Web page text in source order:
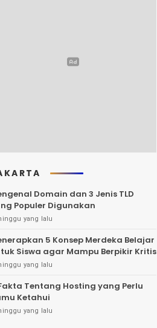
Domain dan 3 Jenis TLD
Populer Digunakan
yang lalu
5 Konsep Merdeka Belajar
Siswa agar Mampu Berpikir Kritis
yang lalu
Tentang Hosting yang Perlu
Ketahui
yang lalu